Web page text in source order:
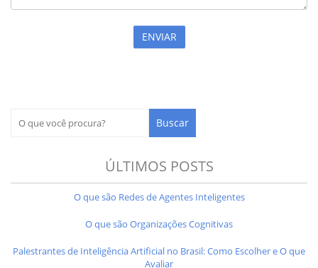
ÚLTIMOS POSTS
O que são Redes de Agentes Inteligentes
O que são Organizações Cognitivas
Palestrantes de Inteligência Artificial no Brasil: Como Escolher e O que
Avaliar